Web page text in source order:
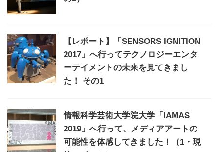
【レポート】「SENSORS IGNITION
2017」へ行ってテクノロジーエンタ
ーテイメントの未来を見てきまし
た！ その1
情報科学芸術大学院大学「IAMAS
2019」へ行って、メディアアートの
可能性を体感してきました！（1・現